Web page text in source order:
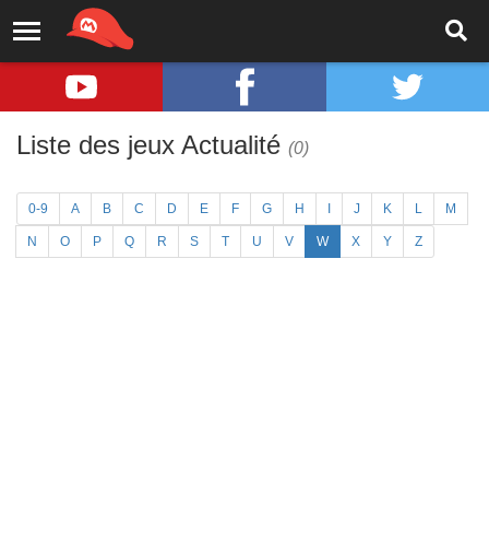
Liste des jeux Actualité (0)
0-9 A B C D E F G H J K L M
N O P Q R S T U V W X Y Z